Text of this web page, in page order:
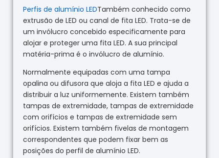
Perfis de alumínio LEDTambém conhecido como
extrusão de LED ou canal de fita LED. Trata-se de
um invólucro concebido especificamente para
alojar e proteger uma fita LED. A sua principal
matéria-prima é o invólucro de alumínio.
Normalmente equipadas com uma tampa
opalina ou difusora que aloja a fita LED e ajuda a
distribuir a luz uniformemente. Existem também
tampas de extremidade, tampas de extremidade
com orifícios e tampas de extremidade sem
orifícios. Existem também fivelas de montagem
correspondentes que podem fixar bem as
posições do perfil de alumínio LED.